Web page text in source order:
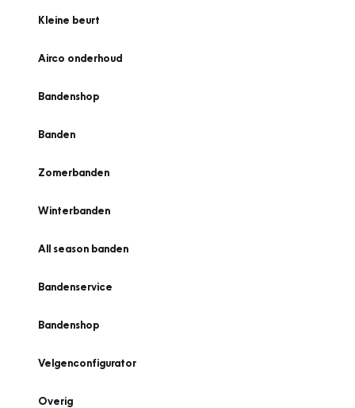
Kleine beurt
Airco onderhoud
Bandenshop
Banden
Zomerbanden
Winterbanden
All season banden
Bandenservice
Bandenshop
Velgenconfigurator
Overig